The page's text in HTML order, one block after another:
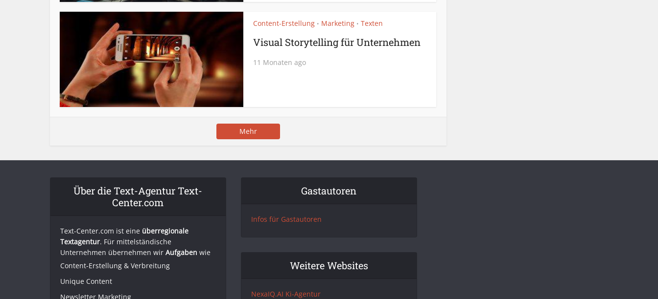
Content-Erstellung • Marketing • Texten
Visual Storytelling für Unternehmen
11 Monaten ago
Mehr
Über die Text-Agentur Text-
Center.com
Text-Center.com ist eine überregionale
Textagentur. Für mittelständische
Unternehmen übernehmen wir Aufgaben wie
Content-Erstellung & Verbreitung
Unique Content
Newsletter Marketing
Gastautoren
Infos für Gastautoren
Weitere Websites
NexaIQ.AI Ki-Agentur